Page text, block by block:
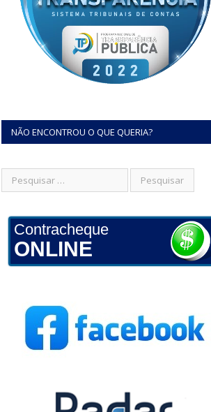
NÃO ENCONTROU O QUE QUERIA?
Contracheque
ONLINE